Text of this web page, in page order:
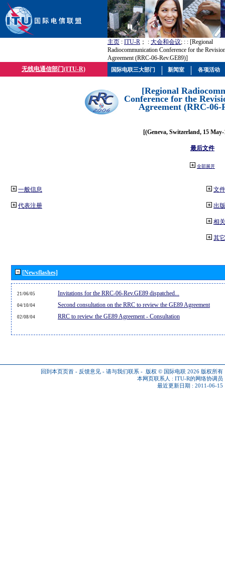
主页 : ITU-R ； : 大会和会议; : : [Regional
Radiocommunication Conference for the
Agreement (RRC-06-Rev.GE89)]
无线电通信部门(ITU-R)
[Regional
Conference for the
Agreement (RRC-06-
[(Geneva, Switzerland, 15
最后文件
全部展开
一般信息
代表注册
文件
出
相
其
[Newsflashes]
21/06/05 Invitations for the RRC-06-Rev.GE89 dispatched...
04/10/04 Second consultation on the RRC to review the GE89 Agreement
02/08/04 RRC to review the GE89 Agreement - Consultation
回到本页页首 - 反馈意见 - 请与我们联系 - 版权 © 国际电联 2026 版权所有
本网页联系人 : ITU-R的网络协调员
最近更新日期 : 2011-06-15
国际电联三大部门 新闻室 各项活动